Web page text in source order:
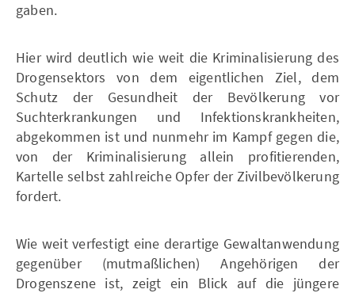
gaben.
Hier wird deutlich wie weit die Kriminalisierung des
Drogensektors von dem eigentlichen Ziel, dem
Schutz der Gesundheit der Bevölkerung vor
Suchterkrankungen und Infektionskrankheiten,
abgekommen ist und nunmehr im Kampf gegen die,
von der Kriminalisierung allein profitierenden,
Kartelle selbst zahlreiche Opfer der Zivilbevölkerung
fordert.
Wie weit verfestigt eine derartige Gewaltanwendung
gegenüber (mutmaßlichen) Angehörigen der
Drogenszene ist, zeigt ein Blick auf die jüngere